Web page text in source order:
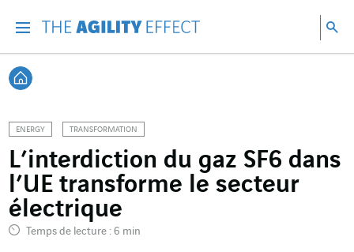
Retour à l'accueil
ENERGY TRANSFORMATION
L’interdiction du gaz SF6 dans
l’UE transforme le secteur
électrique
Temps de lecture : 6 min